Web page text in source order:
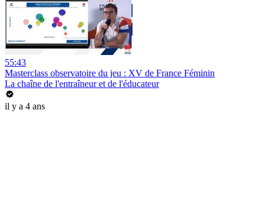
55:43
Masterclass observatoire du jeu : XV de France Féminin
La chaîne de l'entraîneur et de l'éducateur
il y a 4 ans